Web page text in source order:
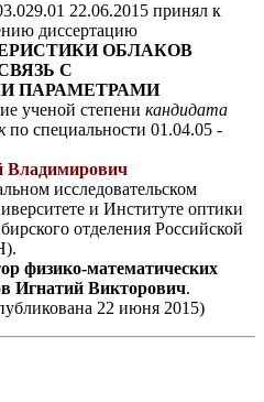
22.06.2015 принял к
диссертацию
ОБЛАКОВ
С
ПАРАМЕТРАМИ
ученой степени кандидата
по специальности 01.04.05 -
Владимирович
исследовательском
и Институте оптики
отделения Российской
физико-математических
Игнатий Викторович.
22 июня 2015)